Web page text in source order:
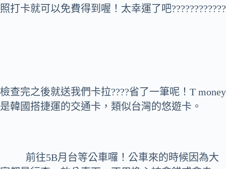
照打卡就可以免費得到喔！太幸運了吧????????????
檢查完之後就送我們卡拉????省了一筆呢！T money
是韓國搭捷運的交通卡，類似台灣的悠遊卡。
前往5B月台等公車囉！公車來的時候因為大